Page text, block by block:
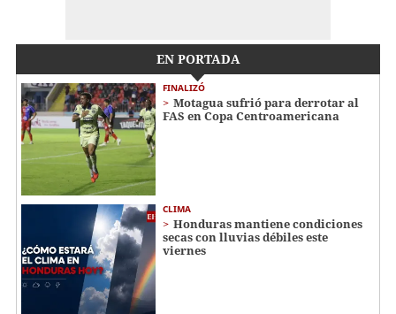
EN PORTADA
FINALIZÓ
Motagua sufrió para derrotar al
FAS en Copa Centroamericana
CLIMA
Honduras mantiene condiciones
secas con lluvias débiles este
viernes